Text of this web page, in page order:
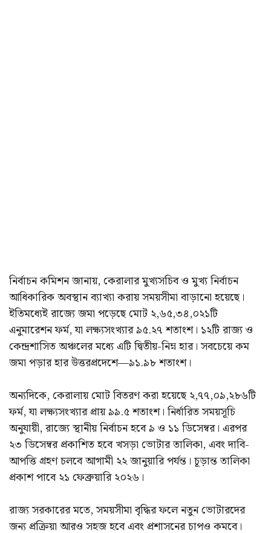
নির্বাচন কমিশন জানায়, কেরালার মুখ্যসচিব ও মুখ্য নির্বাচন
আধিকারিক অবস্থান ব্যাখ্যা করায় সময়সীমা বাড়ানো হয়েছে।
ইতিমধ্যেই রাজ্যে জমা পড়েছে মোট ২,৬৫,৩৪,০২১টি
এনুমারেশন ফর্ম, যা লক্ষ্যসংখ্যার ৯৫.২৭ শতাংশ। ১২টি রাজ্য ও
কেন্দ্রশাসিত অঞ্চলের মধ্যে এটি দ্বিতীয়-নিম্ন হার। সবচেয়ে কম
জমা পড়ার হার উত্তরপ্রদেশে—৯১.৯৮ শতাংশ।
অন্যদিকে, কেরালায় মোট বিতরণ করা হয়েছে ২,৭৭,০৯,২৮৬টি
ফর্ম, যা লক্ষ্যসংখ্যার প্রায় ৯৯.৫ শতাংশ। নির্ধারিত সময়সূচি
অনুযায়ী, রাজ্যে স্থানীয় নির্বাচন হবে ৯ ও ১১ ডিসেম্বর। এরপর
২৩ ডিসেম্বর প্রকাশিত হবে খসড়া ভোটার তালিকা, এবং দাবি-
আপত্তি গ্রহণ চলবে আগামী ২২ জানুয়ারি পর্যন্ত। চূড়ান্ত তালিকা
প্রকাশ পাবে ২১ ফেব্রুয়ারি ২০২৬।
রাজ্য সরকারের মতে, সময়সীমা বৃদ্ধির ফলে নতুন ভোটারদের
জন্য প্রক্রিয়া আরও সহজ হবে এবং প্রশাসনের চাপও কমবে।